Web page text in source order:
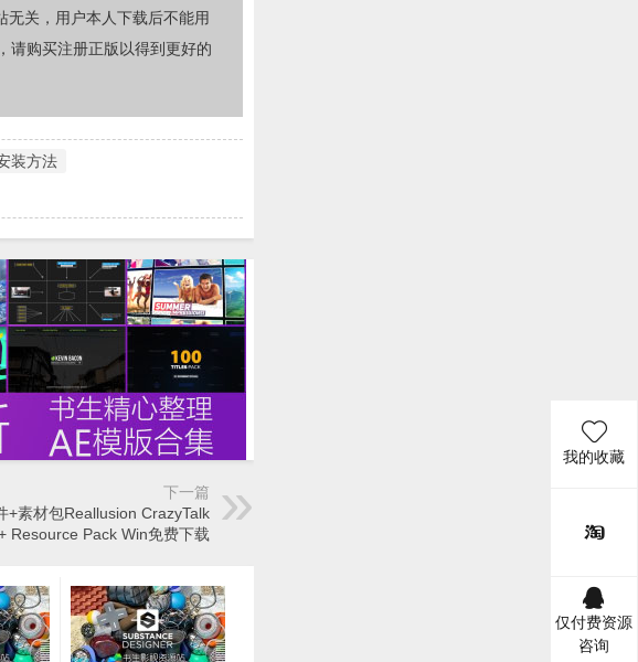
无关，用户本人下载后不能用
请购买注册正版以得到更好的
装方法
下一篇
+素材包Reallusion CrazyTalk
Resource Pack Win免费下载
我的收藏
仅付费资源
咨询